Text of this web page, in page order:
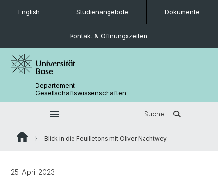
English Studienangebote Dokumente
Kontakt & Öffnungszeiten
Departement
Gesellschaftswissenschaften
Suche
Blick in die Feuilletons mit Oliver Nachtwey
25. April 2023